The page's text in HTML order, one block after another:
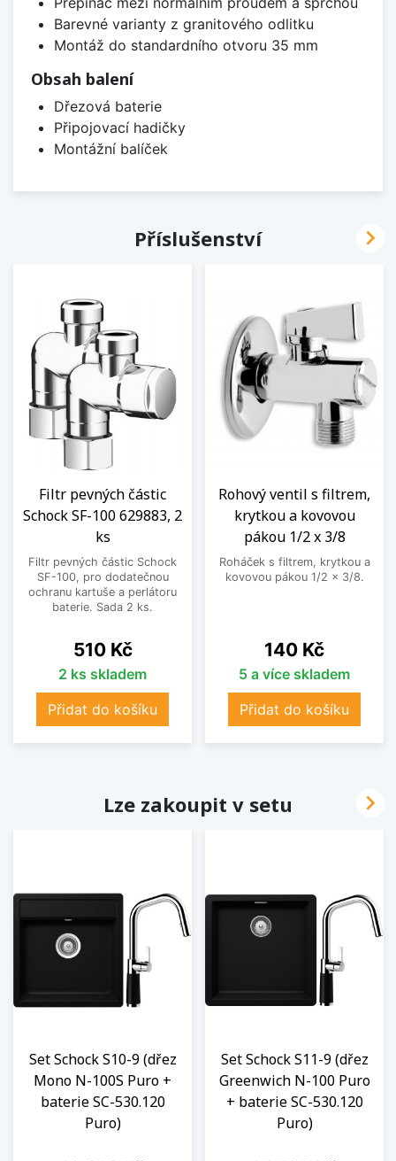
Barevné varianty z granitového odlitku
Montáž do standardního otvoru 35 mm
Obsah balení
Dřezová baterie
Připojovací hadičky
Montážní balíček
Příslušenství
Filtr pevných částic
Schock SF-100 629883, 2
ks
Filtr pevných částic Schock
SF-100, pro dodatečnou
ochranu kartuše a perlátoru
baterie. Sada 2 ks.
Cena
510 Kč
2 ks skladem
Přidat do košíku
Rohový ventil s filtrem,
krytkou a kovovou
pákou 1/2 x 3/8
Roháček s filtrem, krytkou a
kovovou pákou 1/2 x 3/8.
Cena
140 Kč
5 a více skladem
Přidat do košíku

Lze zakoupit v setu
Set Schock S10-9 (dřez
Mono N-100S Puro +
baterie SC-530.120
Puro)
Set Schock S11-9 (dřez
Greenwich N-100 Puro
+ baterie SC-530.120
Puro)
